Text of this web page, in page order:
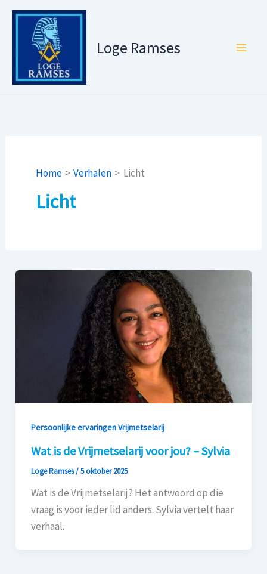
Loge Ramses
Home Verhalen Licht
Licht
Persoonlijke ervaringen Vrijmetselarij
Wat is de Vrijmetselarij voor jou? – Sylvia
Loge Ramses/5 oktober 2025
Wat is de Vrijmetselarij? Het antwoord op die
vraag is voor ieder lid anders. Sylvia vertelt haar
verhaal.